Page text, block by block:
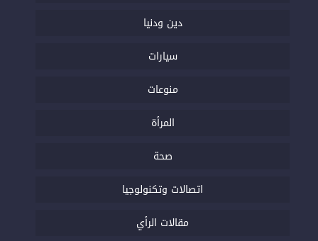
دين ودنيا
سيارات
منوعات
المرأة
صحة
اتصالات وتكنولوجيا
مقالات الرأي